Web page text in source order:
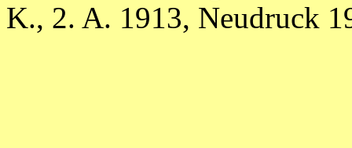
K., 2. A. 1913, Neudruck